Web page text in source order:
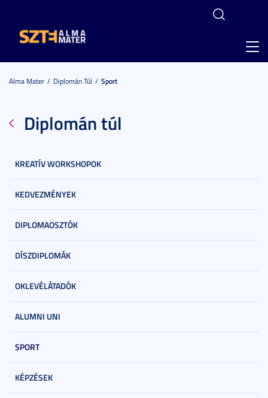
Alma Mater Diplomán Túl Sport
Diplomán túl
KREATÍV WORKSHOPOK
KEDVEZMÉNYEK
DIPLOMAOSZTÓK
DÍSZDIPLOMÁK
OKLEVÉLÁTADÓK
ALUMNI UNI
SPORT
KÉPZÉSEK